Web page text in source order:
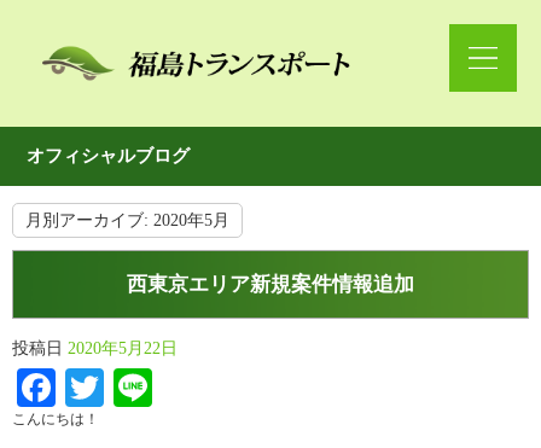
オフィシャルブログ
月別アーカイブ: 2020年5月
西東京エリア新規案件情報追加
投稿日 2020年5月22日
Facebook
Twitter
こんにちは！